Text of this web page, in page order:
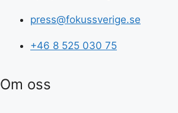
press@fokussverige.se
+46 8 525 030 75
Om oss